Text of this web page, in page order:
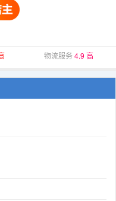
物流服务4.9 高